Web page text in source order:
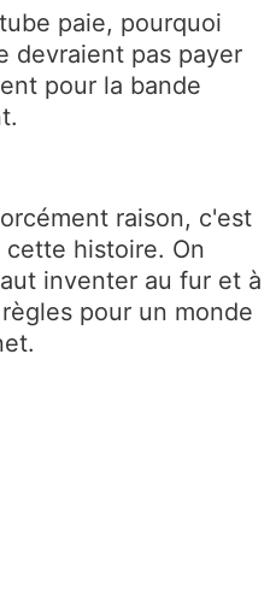
paie, pourquoi
devraient pas payer
pour la bande
raison, c'est
histoire. On
inventer au fur et à
pour un monde